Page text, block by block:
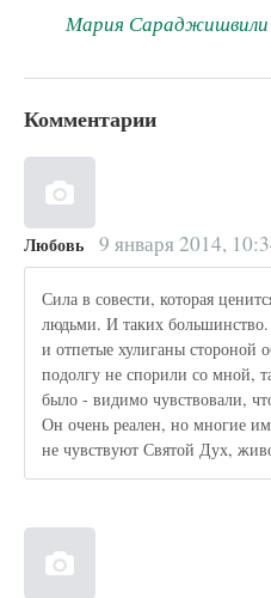
Мария Сараджишвили
Комментарии
Любовь 9 января 2014,
Сила в совести, которая
людьми. И таких
и отпетые хулиганы стороной
подолгу не спорили со мной,
было - видимо чувствовали,
Он очень реален, но многие
не чувствуют Святой Дух,